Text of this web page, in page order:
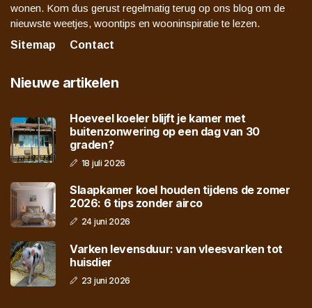
wonen. Kom dus gerust regelmatig terug op ons blog om de
nieuwste weetjes, woontips en wooninspiratie te lezen.
Sitemap
Contact
Nieuwe artikelen
Hoeveel koeler blijft je kamer met
buitenzonwering op een dag van 30
graden?
18 juli 2026
Slaapkamer koel houden tijdens de zomer
2026: 6 tips zonder airco
24 juni 2026
Varken levensduur: van vleesvarken tot
huisdier
23 juni 2026